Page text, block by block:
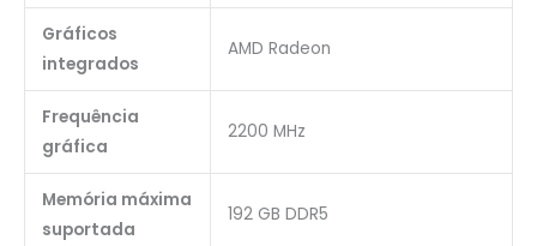
Gráficos
integrados
AMD Radeon
Frequência
gráfica
2200 MHz
Memória máxima
suportada
192 GB DDR5